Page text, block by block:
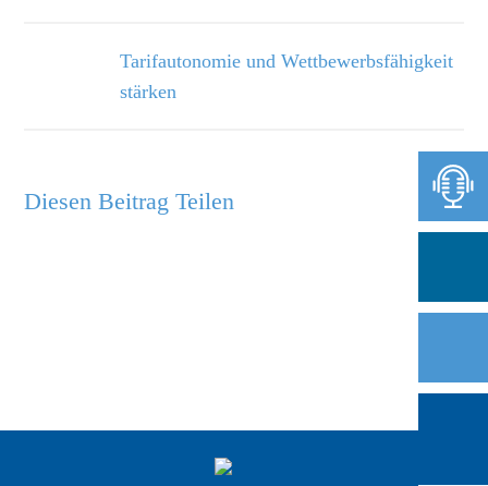
Tarifautonomie und Wettbewerbsfähigkeit
stärken
Diesen Beitrag Teilen